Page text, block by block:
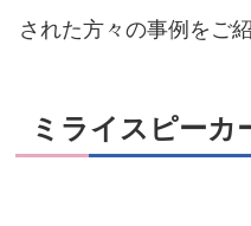
された方々の事例をご
ミライスピーカ